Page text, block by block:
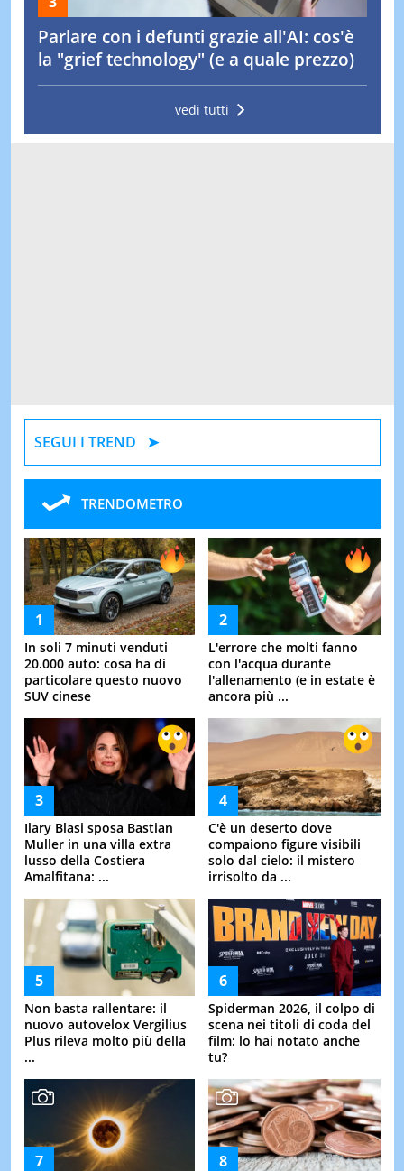
Parlare con i defunti grazie all'AI: cos'è
la "grief technology" (e a quale prezzo)
vedi tutti
SEGUI I TREND
TRENDOMETRO
In soli 7 minuti venduti
20.000 auto: cosa ha di
particolare questo nuovo
SUV cinese
L'errore che molti fanno
con l'acqua durante
l'allenamento (e in estate è
ancora più ...
Ilary Blasi sposa Bastian
Muller in una villa extra
lusso della Costiera
Amalfitana: ...
C'è un deserto dove
compaiono figure visibili
solo dal cielo: il mistero
irrisolto da ...
Non basta rallentare: il
nuovo autovelox Vergilius
Plus rileva molto più della
...
Spiderman 2026, il colpo di
scena nei titoli di coda del
film: lo hai notato anche
tu?